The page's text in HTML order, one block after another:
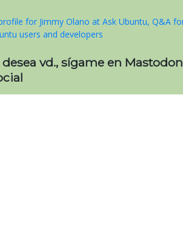
desea vd., sígame en Mastodon